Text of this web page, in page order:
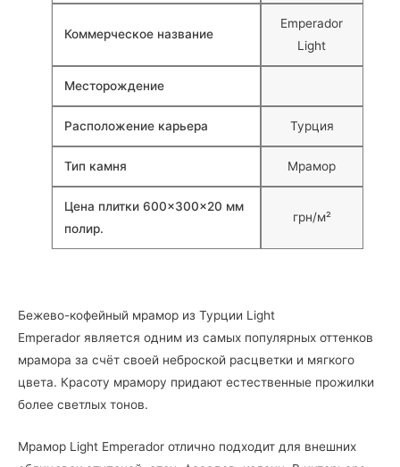
Коммерческое название
Emperador
Light
Месторождение
Расположение карьера Турция
Тип камня Мрамор
Цена плитки 600×300×20 мм
полир.
грн/м²
Бежево-кофейный мрамор из Турции Light
Emperador является одним из самых популярных оттенков
мрамора за счёт своей неброской расцветки и мягкого
цвета. Красоту мрамору придают естественные прожилки
более светлых тонов.
Мрамор Light Emperador отлично подходит для внешних